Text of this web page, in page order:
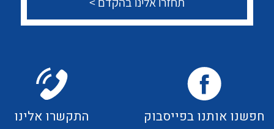
לכל מוצרי היצרן לכל מוצרי היצרן
חפשנו אותנו בפייסבוק התקשרו אלינו